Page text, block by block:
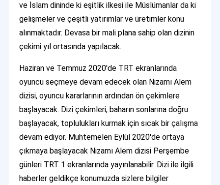
ve İslam dininde ki eşitlik ilkesi ile Müslümanlar da ki
gelişmeler ve çeşitli yatırımlar ve üretimler konu
alınmaktadır. Devasa bir mali plana sahip olan dizinin
çekimi yıl ortasında yapılacak.
Haziran ve Temmuz 2020'de TRT ekranlarında
oyuncu seçmeye devam edecek olan Nizamı Alem
dizisi, oyuncu kararlarının ardından ön çekimlere
başlayacak. Dizi çekimleri, baharın sonlarına doğru
başlayacak, toplulukları kurmak için sıcak bir çalışma
devam ediyor. Muhtemelen Eylül 2020'de ortaya
çıkmaya başlayacak Nizamı Alem dizisi Perşembe
günleri TRT 1 ekranlarında yayınlanabilir. Dizi ile ilgili
haberler geldikçe konumuzda sizlere bilgiler